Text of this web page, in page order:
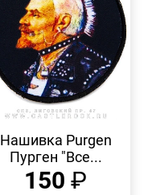
ПРОСМОТР
Нашивка Purgen
Пурген "Все...
150 ₽